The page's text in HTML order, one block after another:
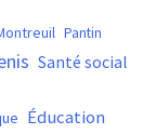
Pantin
Santé social
Éducation